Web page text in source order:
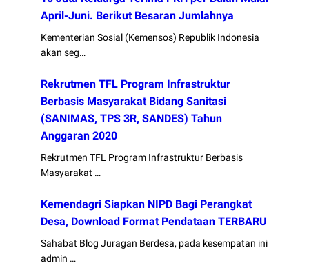
April-Juni. Berikut Besaran Jumlahnya
Kementerian Sosial (Kemensos) Republik Indonesia
akan seg…
Rekrutmen TFL Program Infrastruktur
Berbasis Masyarakat Bidang Sanitasi
(SANIMAS, TPS 3R, SANDES) Tahun
Anggaran 2020
Rekrutmen TFL Program Infrastruktur Berbasis
Masyarakat …
Kemendagri Siapkan NIPD Bagi Perangkat
Desa, Download Format Pendataan TERBARU
Sahabat Blog Juragan Berdesa, pada kesempatan ini
admin …